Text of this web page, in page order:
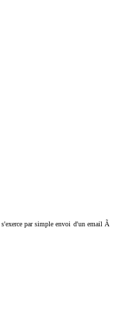
par simple envoi d'un email Ã